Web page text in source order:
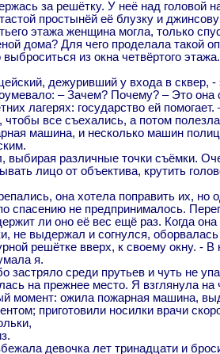
за решётку. У неё над головой
простынёй её блузку и
этажа женщина могла, только
дома? Для чего проделала такой
из окна четвёртого
дежуривший у входа в сквер, -
– Зачем? Почему? – Это
лагерях: государство ей
все съехались, а потом
машина, и несколько машин
различные точки съёмки.
лицо от объектива, крутить
она хотела поправить их, но
спасению не предпринималось.
ли оно её вес ещё раз. Когда
не выдержал и согнулся,
решётке вверх, к своему окну. - В
я.
среди прутьев и чуть не
на прежнее место. Я взглянула на
момент: ожила пожарная машина,
приготовили носилки врачи
девочка лет тринадцати и